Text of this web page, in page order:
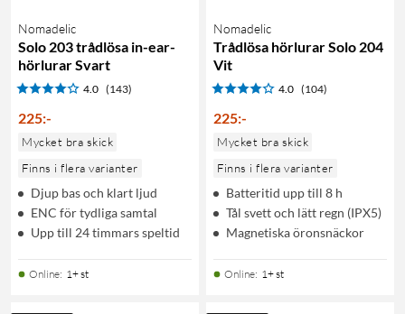
Nomadelic
Solo 203 trådlösa in-ear-
hörlurar Svart
4.0 (143)
225:-
Mycket bra skick
Finns i flera varianter
Djup bas och klart ljud
ENC för tydliga samtal
Upp till 24 timmars speltid
Online: 1+ st
Nomadelic
Trådlösa hörlurar Solo 204
Vit
4.0 (104)
225:-
Mycket bra skick
Finns i flera varianter
Batteritid upp till 8 h
Tål svett och lätt regn (IPX5)
Magnetiska öronsnäckor
Online: 1+ st